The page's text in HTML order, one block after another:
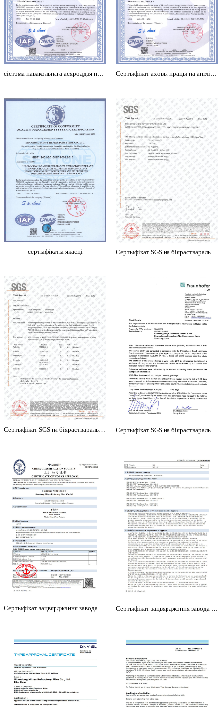
сістэма навакольнага асяроддзя на англійскай
сертыфікаты якасці
Сертыфікат SGS на біярастваральную абалоніну - Шаньдун MINYE_01
Сертыфікат аховы працы на англійскай мове
Сертыфікат SGS на біярастваральную абалоніну - Шаньдун MINYE_00
Сертыфікат SGS на біярастваральную абалоніну - Шаньдун MINYE_02